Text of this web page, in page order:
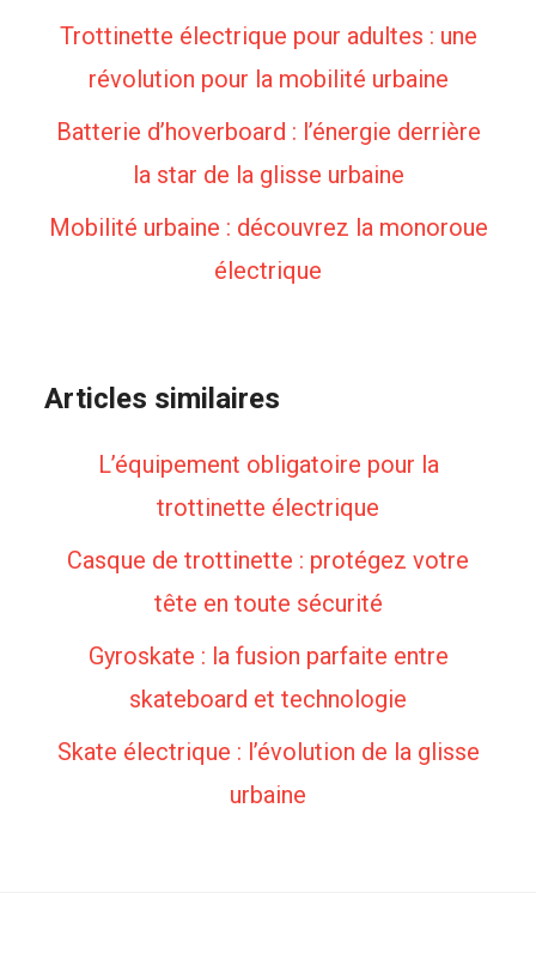
Trottinette électrique pour adultes : une
révolution pour la mobilité urbaine
Batterie d’hoverboard : l’énergie derrière
la star de la glisse urbaine
Mobilité urbaine : découvrez la monoroue
électrique
Articles similaires
L’équipement obligatoire pour la
trottinette électrique
Casque de trottinette : protégez votre
tête en toute sécurité
Gyroskate : la fusion parfaite entre
skateboard et technologie
Skate électrique : l’évolution de la glisse
urbaine